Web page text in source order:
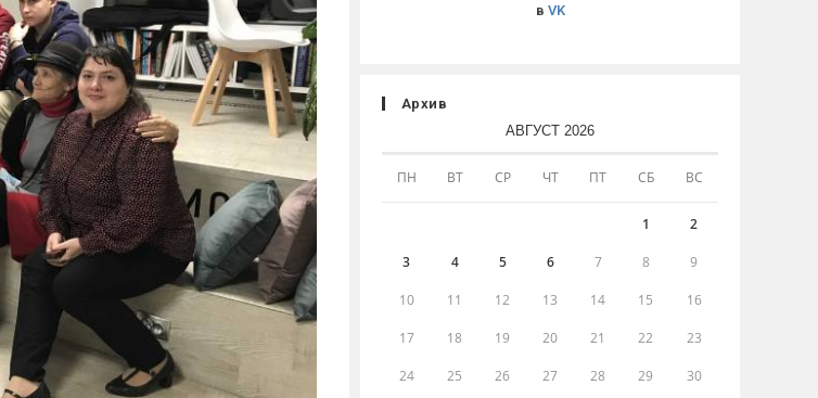
в VK
Архив
АВГУСТ 2026
ПН ВТ СР ЧТ ПТ СБ ВС
1 2
3 4 5 6 7 8 9
10 11 12 13 14 15 16
17 18 19 20 21 22 23
24 25 26 27 28 29 30